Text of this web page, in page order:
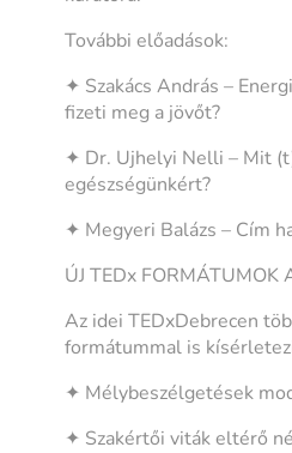
További előadások:
✦ Szakács András –
fizeti meg a jövőt?
✦ Dr. Ujhelyi Nelli – Mit
egészségünkért?
✦ Megyeri Balázs – Cím
ÚJ TEDx FORMÁTUMOK
Az idei TEDxDebrecen
formátummal is
✦ Mélybeszélgetések
✦ Szakértői viták eltérő